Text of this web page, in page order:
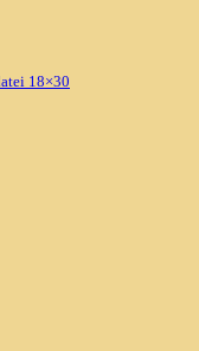
18×30